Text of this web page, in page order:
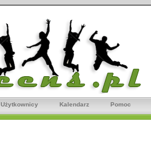
Użytkownicy Kalendarz Pomoc